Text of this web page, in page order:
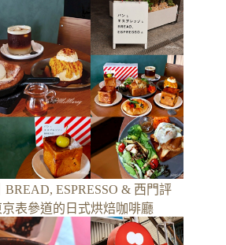
ESPRESSO & 西門評
表參道的日式烘焙咖啡廳